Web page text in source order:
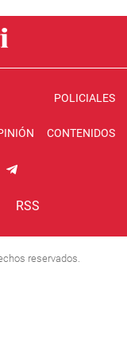
POLICIALES
CONTENIDOS
RSS
reservados.